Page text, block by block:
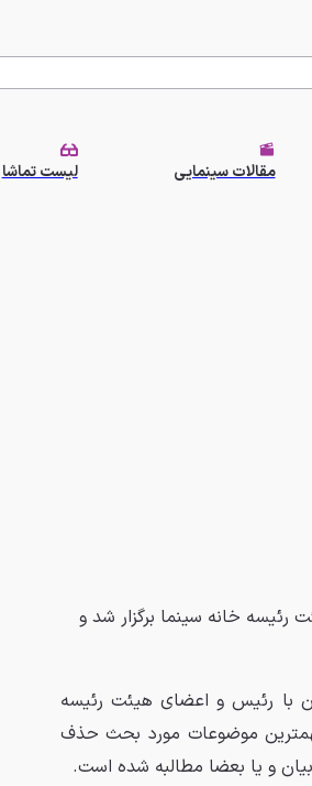
مقالات سینمایی لیست تماشا
خانه سینما برگزار شد و
با رئیس و اعضای هیئت رئیسه
موضوعات مورد بحث حذف
و یا بعضا مطالبه شده است.